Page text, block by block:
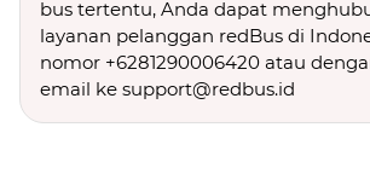
bus tertentu, Anda dapat
layanan pelanggan redBus di
nomor +6281290006420 atau
email ke support@redbus.id